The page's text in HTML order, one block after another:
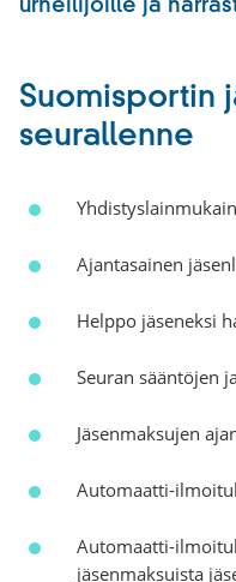
urheilijoille ja
Suomisportin
seurallenne
Ajantasainen
Helppo jäseneksi
Seuran sääntöjen
Jäsenmaksujen
Automaatti-
Automaatti-
jäsenmaksuista